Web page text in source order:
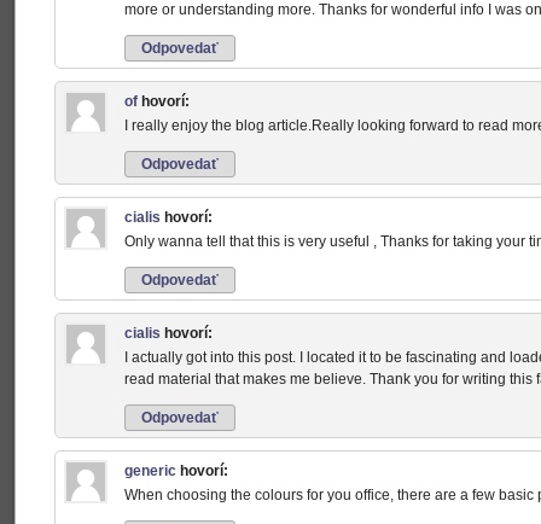
more or understanding more. Thanks for wonderful info I was
Odpovedať
of hovorí:
I really enjoy the blog article.Really looking forward to read
Odpovedať
cialis hovorí:
Only wanna tell that this is very useful , Thanks for taking your
Odpovedať
cialis hovorí:
I actually got into this post. I located it to be fascinating and
read material that makes me believe. Thank you for writing this
Odpovedať
generic hovorí:
When choosing the colours for you office, there are a few basic